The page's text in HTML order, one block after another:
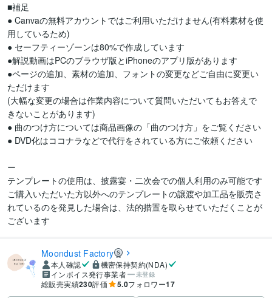
■補足
● Canvaの無料アカウントではご利用いただけません(有料素材を使
用しているため)
● セーフティーゾーンは80%で作成しています
●解説動画はPCのブラウザ版とiPhoneのアプリ版があります
●ページの追加、素材の追加、フォントの変更などご自由に変更い
ただけます
(大幅な変更の場合は作業内容について質問いただいてもお答えで
きないことがあります)
● 曲のつけ方については商品画像の「曲のつけ方」をご覧ください
● DVD化はココナラなどで代行をされている方にご依頼ください
ー
テンプレートの使用は、披露宴・二次会での個人利用のみ可能です
ご購入いただいた方以外へのテンプレートの譲渡や加工品を販売さ
れているのを発見した場合は、法的措置を取らせていただくことが
ございます
Moondust Factory
本人確認
機密保持契約(NDA)
インボイス発行事業者
未登録
総販売実績230評価 5.0フォロワー17